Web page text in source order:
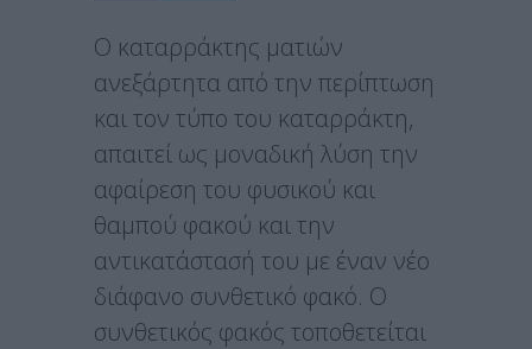
Ο καταρράκτης ματιών
ανεξάρτητα από την περίπτωση
και τον τύπο του καταρράκτη,
απαιτεί ως μοναδική λύση την
αφαίρεση του φυσικού και
θαμπού φακού και την
αντικατάστασή του με έναν νέο
διάφανο συνθετικό φακό. Ο
συνθετικός φακός τοποθετείται